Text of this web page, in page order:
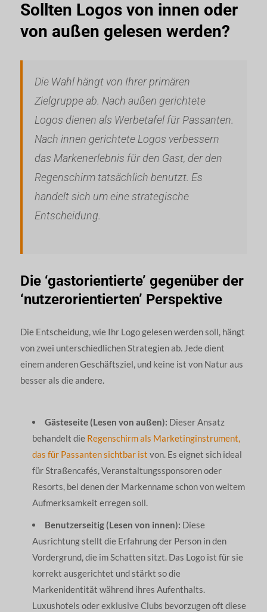
Sollten Logos von innen oder
von außen gelesen werden?
Die Wahl hängt von Ihrer primären
Zielgruppe ab. Nach außen gerichtete
Logos dienen als Werbetafel für Passanten.
Nach innen gerichtete Logos verbessern
das Markenerlebnis für den Gast, der den
Regenschirm tatsächlich benutzt. Es
handelt sich um eine strategische
Entscheidung.
Die ‘gastorientierte’ gegenüber der
‘nutzerorientierten’ Perspektive
Die Entscheidung, wie Ihr Logo gelesen werden soll, hängt
von zwei unterschiedlichen Strategien ab. Jede dient
einem anderen Geschäftsziel, und keine ist von Natur aus
besser als die andere.
Gästeseite (Lesen von außen): Dieser Ansatz
behandelt die Regenschirm als Marketinginstrument,
das für Passanten sichtbar ist von. Es eignet sich ideal
für Straßencafés, Veranstaltungssponsoren oder
Resorts, bei denen der Markenname schon von weitem
Aufmerksamkeit erregen soll.
Benutzerseitig (Lesen von innen): Diese
Ausrichtung stellt die Erfahrung der Person in den
Vordergrund, die im Schatten sitzt. Das Logo ist für sie
korrekt ausgerichtet und stärkt so die
Markenidentität während ihres Aufenthalts.
Luxushotels oder exklusive Clubs bevorzugen oft diese